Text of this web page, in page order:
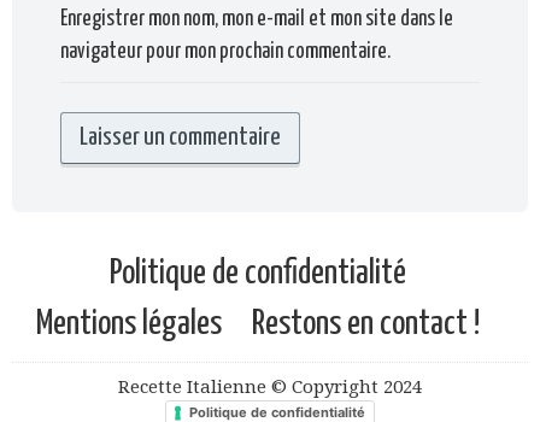
Enregistrer mon nom, mon e-mail et mon site dans le
navigateur pour mon prochain commentaire.
Politique de confidentialité
Mentions légales
Restons en contact !
Recette Italienne © Copyright 2024
Politique de confidentialité